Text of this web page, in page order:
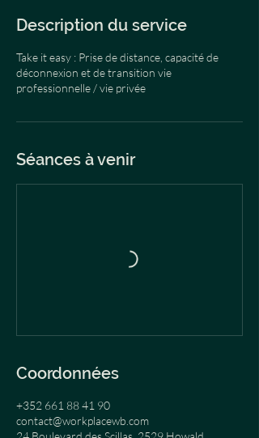
Description du service
Take it easy : Prise de distance, capacité de
déconnexion et de transition vie
professionnelle / vie privée​
Séances à venir
Coordonnées
+352 661 88 41 90
contact@workplacewb.com